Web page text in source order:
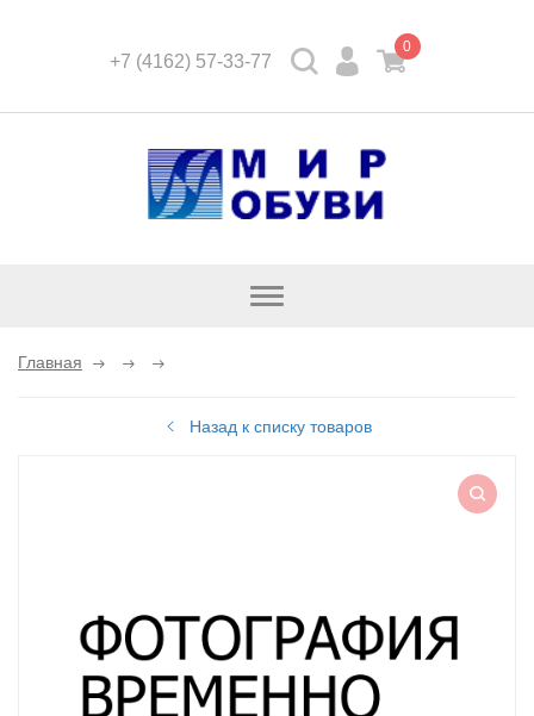
+7 (4162) 57-33-77
0
Открыть
Главная
Назад к списку товаров